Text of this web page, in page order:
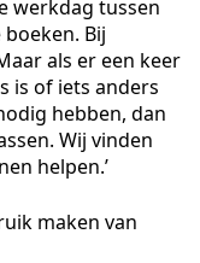
werkdag tussen
Bij
als er een keer
is of iets anders
hebben, dan
Wij vinden
helpen.’
maken van